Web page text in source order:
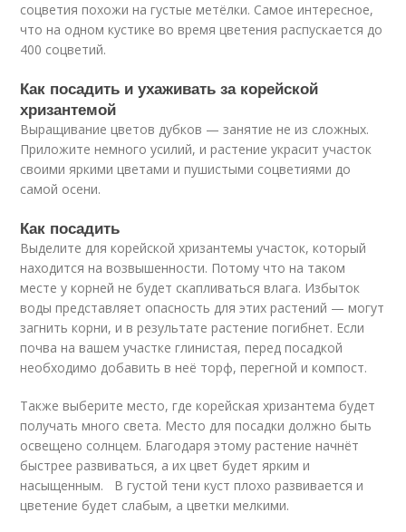
соцветия похожи на густые метёлки. Самое интересное,
что на одном кустике во время цветения распускается до
400 соцветий.
Как посадить и ухаживать за корейской
хризантемой
Выращивание цветов дубков — занятие не из сложных.
Приложите немного усилий, и растение украсит участок
своими яркими цветами и пушистыми соцветиями до
самой осени.
Как посадить
Выделите для корейской хризантемы участок, который
находится на возвышенности. Потому что на таком
месте у корней не будет скапливаться влага. Избыток
воды представляет опасность для этих растений — могут
загнить корни, и в результате растение погибнет. Если
почва на вашем участке глинистая, перед посадкой
необходимо добавить в неё торф, перегной и компост.
Также выберите место, где корейская хризантема будет
получать много света. Место для посадки должно быть
освещено солнцем. Благодаря этому растение начнёт
быстрее развиваться, а их цвет будет ярким и
насыщенным. В густой тени куст плохо развивается и
цветение будет слабым, а цветки мелкими.